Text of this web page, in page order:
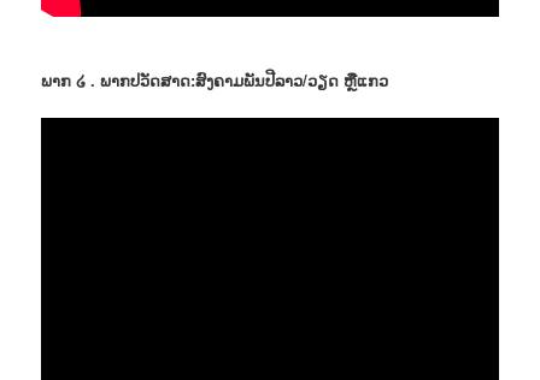
ພາກ ໒ . ພາກປວັດສາດ:ສົງຄາມພັນປີລາວ/ວຽດ ຫຼືແກວ